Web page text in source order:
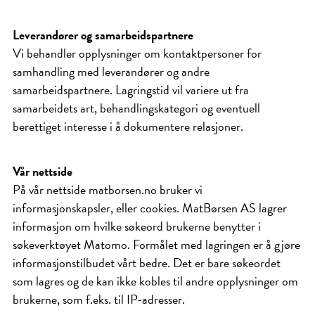
Leverandører og samarbeidspartnere
Vi behandler opplysninger om kontaktpersoner for
samhandling med leverandører og andre
samarbeidspartnere. Lagringstid vil variere ut fra
samarbeidets art, behandlingskategori og eventuell
berettiget interesse i å dokumentere relasjoner.
Vår nettside
På vår nettside matborsen.no bruker vi
informasjonskapsler, eller cookies. MatBørsen AS lagrer
informasjon om hvilke søkeord brukerne benytter i
søkeverktøyet Matomo. Formålet med lagringen er å gjøre
informasjonstilbudet vårt bedre. Det er bare søkeordet
som lagres og de kan ikke kobles til andre opplysninger om
brukerne, som f.eks. til IP-adresser.